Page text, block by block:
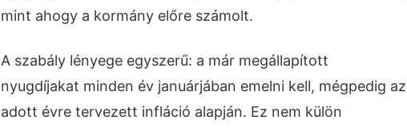
mint ahogy a kormány előre számolt.
A szabály lényege egyszerű: a már megállapított
nyugdíjakat minden év januárjában emelni kell, mégpedig az
adott évre tervezett infláció alapján. Ez nem külön